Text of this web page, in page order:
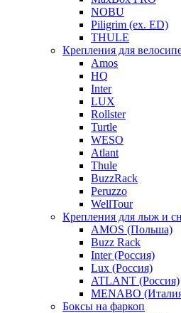
NOBU
Piligrim (ex. ED)
THULE
Крепления для
Amos
HQ
Inter
LUX
Rollster
Turtle
WESO
Atlant
Thule
BuzzRack
Peruzzo
WellTour
Крепления для лыж и
AMOS (Польша)
Buzz Rack
Inter (Россия)
Lux (Россия)
ATLANT (Россия)
MENABO
Боксы на фаркоп